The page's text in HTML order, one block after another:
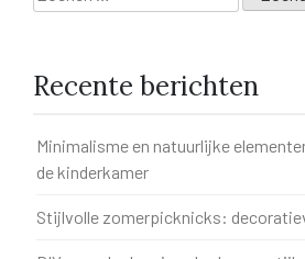
naar:
Recente berichten
Minimalisme en natuurlijke
de kinderkamer
Stijlvolle zomerpicknicks: